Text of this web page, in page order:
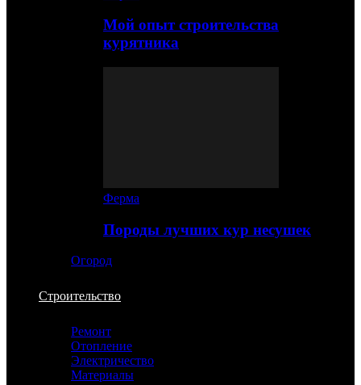
Мой опыт строительства
курятника
Ферма
Породы лучших кур несушек
Огород
Строительство
Ремонт
Отопление
Электричество
Материалы